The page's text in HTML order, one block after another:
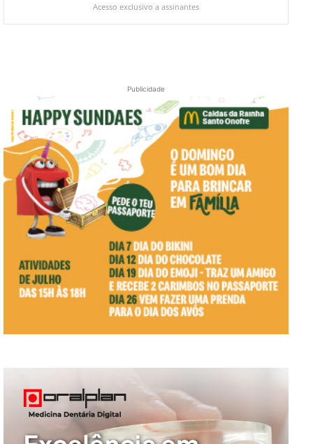
Acesso exclusivo a assinantes
Publicidade